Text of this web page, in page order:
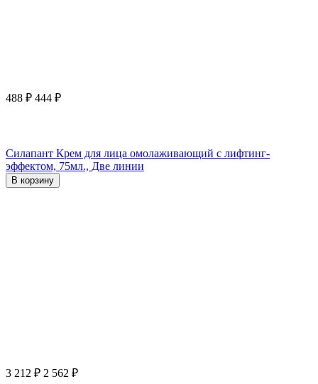
488 ₽ 444 ₽
Силапант Крем для лица омолаживающий с лифтинг-
эффектом, 75мл., Две линии
В корзину
3 212 ₽ 2 562 ₽